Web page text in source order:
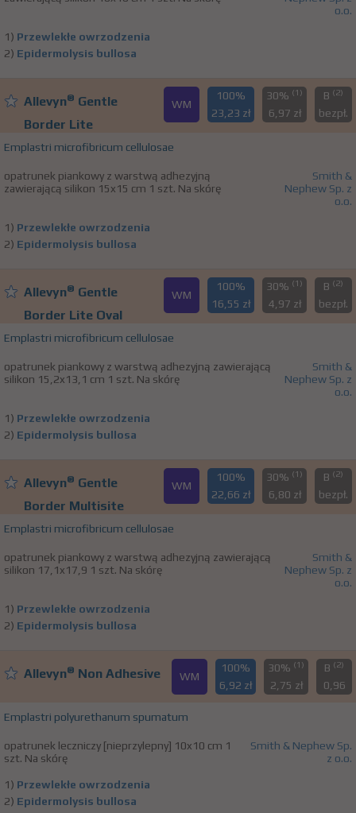
o.o.
1) Przewlekłe owrzodzenia
2) Epidermolysis bullosa
Allevyn® Gentle
Border Lite
WM
100%
23,23 zł
30% (1)
6,97 zł
B (2)
bezpł.
Emplastri microfibricum cellulosae
opatrunek piankowy z warstwą adhezyjną
zawierającą silikon 15x15 cm 1 szt. Na skórę
Smith &
Nephew Sp. z
o.o.
1) Przewlekłe owrzodzenia
2) Epidermolysis bullosa
Allevyn® Gentle
Border Lite Oval
WM
100%
16,55 zł
30% (1)
4,97 zł
B (2)
bezpł.
Emplastri microfibricum cellulosae
opatrunek piankowy z warstwą adhezyjną zawierającą
silikon 15,2x13,1 cm 1 szt. Na skórę
Smith &
Nephew Sp. z
o.o.
1) Przewlekłe owrzodzenia
2) Epidermolysis bullosa
Allevyn® Gentle
Border Multisite
WM
100%
22,66 zł
30% (1)
6,80 zł
B (2)
bezpł.
Emplastri microfibricum cellulosae
opatrunek piankowy z warstwą adhezyjną zawierającą
silikon 17,1x17,9 1 szt. Na skórę
Smith &
Nephew Sp. z
o.o.
1) Przewlekłe owrzodzenia
2) Epidermolysis bullosa
Allevyn® Non Adhesive WM
100%
6,92 zł
30% (1)
2,75 zł
B (2)
0,96
Emplastri polyurethanum spumatum
opatrunek leczniczy [nieprzylepny] 10x10 cm 1
szt. Na skórę
Smith & Nephew Sp.
z o.o.
1) Przewlekłe owrzodzenia
2) Epidermolysis bullosa